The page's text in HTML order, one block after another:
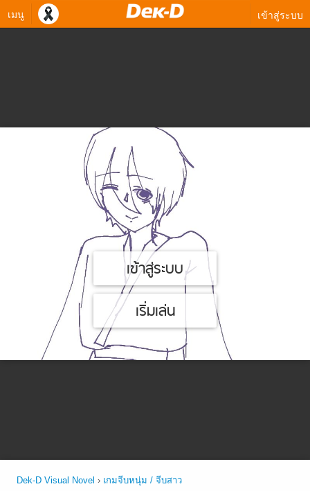
เมนู เข้าสู่ระบบ
เข้าสู่ระบบ
เริ่มเล่น
Dek-D Visual Novel › เกมจีบหนุ่ม / จีบสาว